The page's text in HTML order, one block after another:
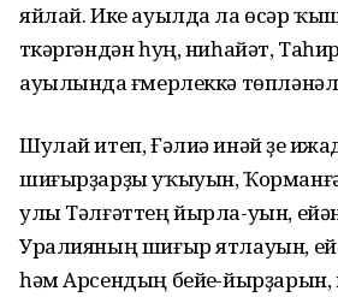
яйлай. Ике ауылда ла өсәр
үткәргәндән һуң, ниһайәт,
ауылында ғүмерлеккә
Шулай итеп, Ғәлиә инәй үҙе
шиғырҙарҙы уҡыуын,
улы Тәлғәттең йырла-уын,
Уралияның шиғыр ятлауын,
һәм Арсендың бейеү-йырҙарын,